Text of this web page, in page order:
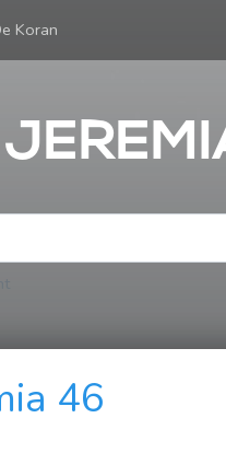
Koran
46